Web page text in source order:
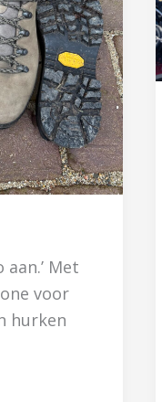
Met
voor
hurken